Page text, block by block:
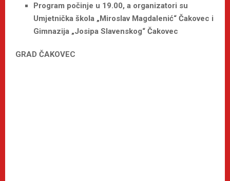
Program počinje u 19.00, a organizatori su
Umjetnička škola „Miroslav Magdalenić“ Čakovec i
Gimnazija „Josipa Slavenskog“ Čakovec
GRAD ČAKOVEC